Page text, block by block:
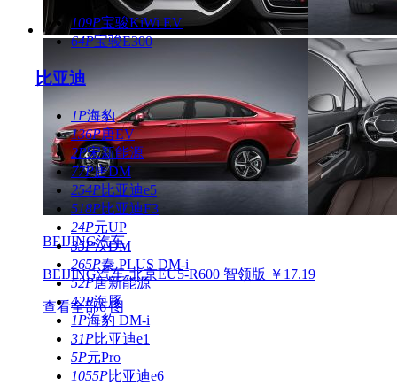
109P宝骏KiWi EV
64P宝骏E300
比亚迪
1P海豹
136P唐EV
2P宋新能源
77P唐DM
254P比亚迪e5
518P比亚迪F3
24P元UP
35P汉DM
265P秦 PLUS DM-i
52P唐新能源
42P海豚
1P海豹 DM-i
31P比亚迪e1
5P元Pro
1055P比亚迪e6
BEIJING汽车
BEIJING汽车-北京EU5-R600 智领版 ￥17.19
查看全部6 图